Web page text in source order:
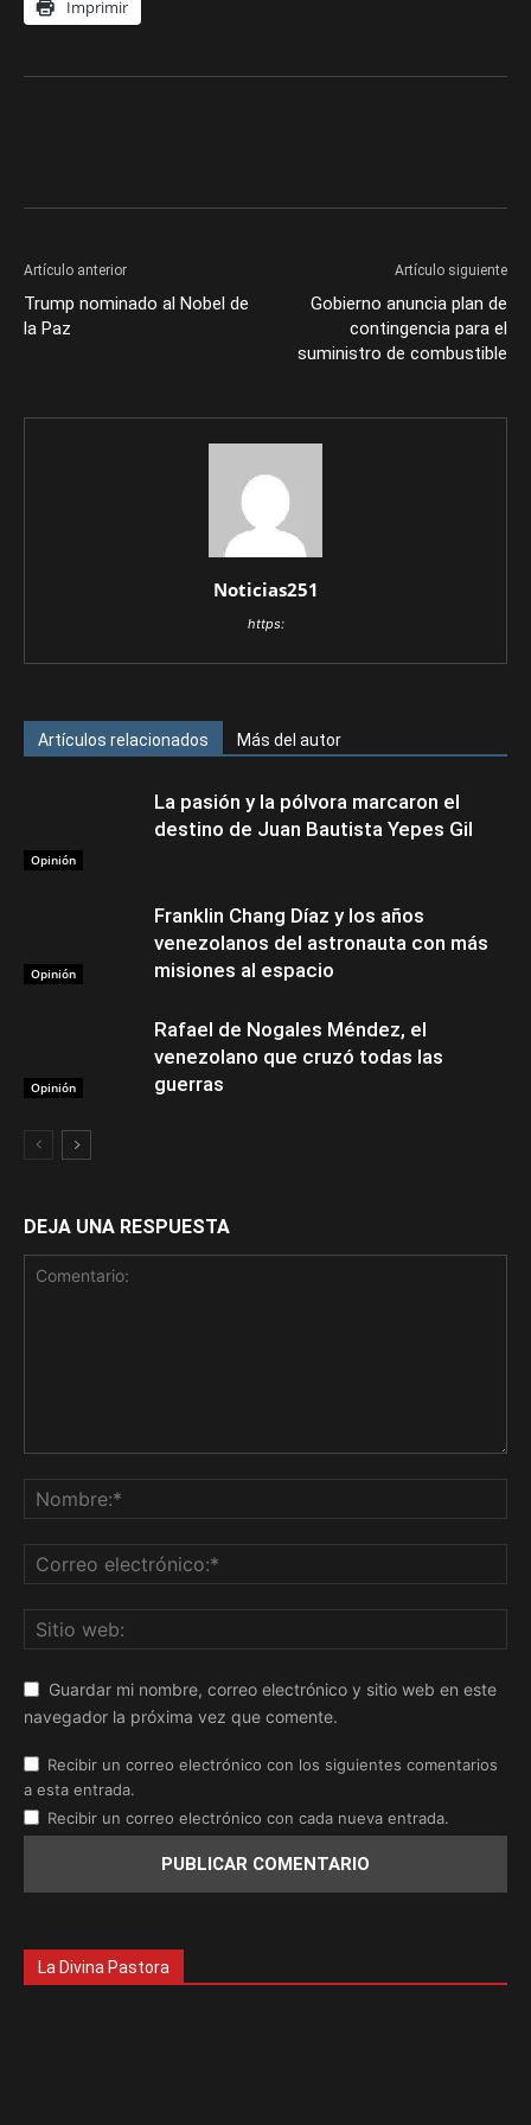
Imprimir
Artículo anterior
Trump nominado al Nobel de
la Paz
Artículo siguiente
Gobierno anuncia plan de
contingencia para el
suministro de combustible
Noticias251
https:
Artículos relacionados Más del autor
Opinión
La pasión y la pólvora marcaron el
destino de Juan Bautista Yepes Gil
Opinión
Franklin Chang Díaz y los años
venezolanos del astronauta con más
misiones al espacio
Opinión
Rafael de Nogales Méndez, el
venezolano que cruzó todas las
guerras
DEJA UNA RESPUESTA
Guardar mi nombre, correo electrónico y sitio web en este
navegador la próxima vez que comente.
Recibir un correo electrónico con los siguientes comentarios
a esta entrada.
Recibir un correo electrónico con cada nueva entrada.
La Divina Pastora